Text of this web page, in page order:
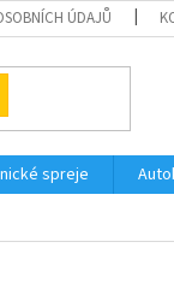
ÚDAJŮ
spreje